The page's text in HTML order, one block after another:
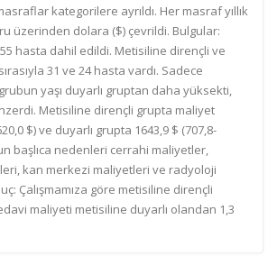
kategorilere ayrıldı. Her masraf yıllık
üzerinden dolara ($) çevrildi. Bulgular:
hasta dahil edildi. Metisiline dirençli ve
31 ve 24 hasta vardı. Sadece
yaşı duyarlı gruptan daha yüksekti,
Metisiline dirençli grupta maliyet
$) ve duyarlı grupta 1643,9 $ (707,8-
başlıca nedenleri cerrahi maliyetler,
kan merkezi maliyetleri ve radyoloji
Çalışmamıza göre metisiline dirençli
maliyeti metisiline duyarlı olandan 1,3